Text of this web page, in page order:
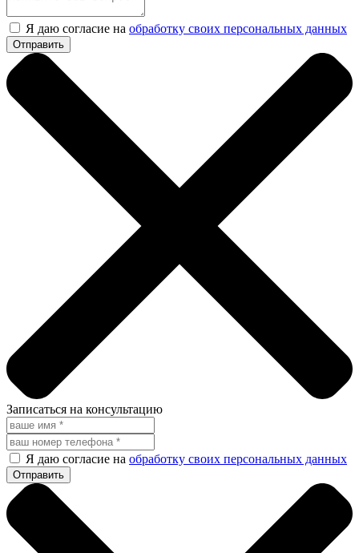
Я даю согласие на обработку своих персональных данных
Записаться на консультацию
Я даю согласие на обработку своих персональных данных